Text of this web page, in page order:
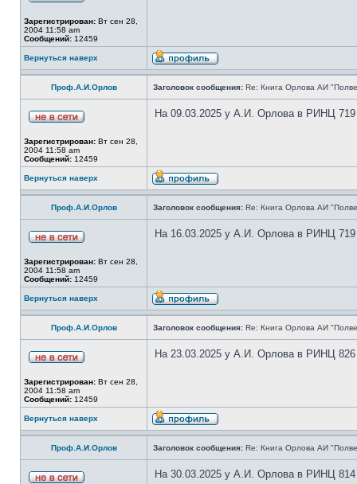
Зарегистрирован: Вт сен 28,
2004 11:58 am
Сообщений: 12459
Вернуться наверх
Проф.А.И.Орлов Заголовок сообщения: Re: Книга Орлова АИ
Зарегистрирован: Вт сен 28,
2004 11:58 am
Сообщений: 12459
На 09.03.2025 у А.И. Орлова в РИНЦ 719
Вернуться наверх
Проф.А.И.Орлов Заголовок сообщения: Re: Книга Орлова АИ
Зарегистрирован: Вт сен 28,
2004 11:58 am
Сообщений: 12459
На 16.03.2025 у А.И. Орлова в РИНЦ 719
Вернуться наверх
Проф.А.И.Орлов Заголовок сообщения: Re: Книга Орлова АИ
Зарегистрирован: Вт сен 28,
2004 11:58 am
Сообщений: 12459
На 23.03.2025 у А.И. Орлова в РИНЦ 826
Вернуться наверх
Проф.А.И.Орлов Заголовок сообщения: Re: Книга Орлова АИ
На 30.03.2025 у А.И. Орлова в РИНЦ 814